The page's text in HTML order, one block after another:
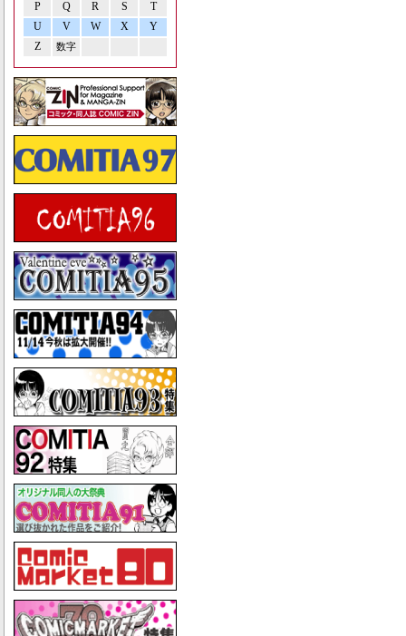
P Q R S
T
U
V W X
Y
Z
数字